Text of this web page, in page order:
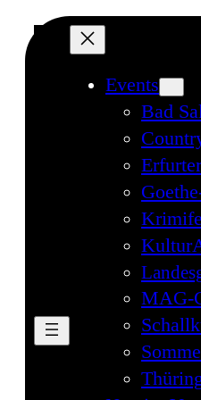
Direkt
zum
Inhalt
Events
Bad
MAG-